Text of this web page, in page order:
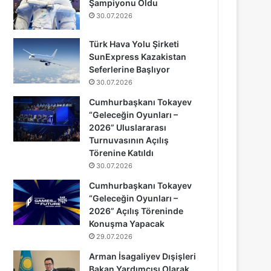
Şampiyonu Oldu
30.07.2026
Türk Hava Yolu Şirketi
SunExpress Kazakistan
Seferlerine Başlıyor
30.07.2026
Cumhurbaşkanı Tokayev
“Geleceğin Oyunları –
2026” Uluslararası
Turnuvasının Açılış
Törenine Katıldı
30.07.2026
Cumhurbaşkanı Tokayev
“Geleceğin Oyunları –
2026” Açılış Töreninde
Konuşma Yapacak
29.07.2026
Arman İsagaliyev Dışişleri
Bakan Yardımcısı Olarak